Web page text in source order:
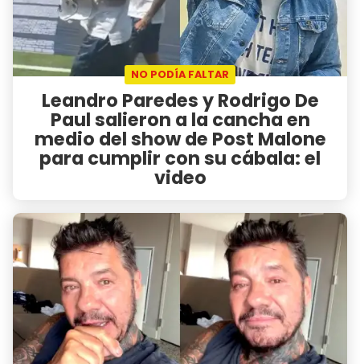
NO PODÍA FALTAR
Leandro Paredes y Rodrigo De
Paul salieron a la cancha en
medio del show de Post Malone
para cumplir con su cábala: el
video